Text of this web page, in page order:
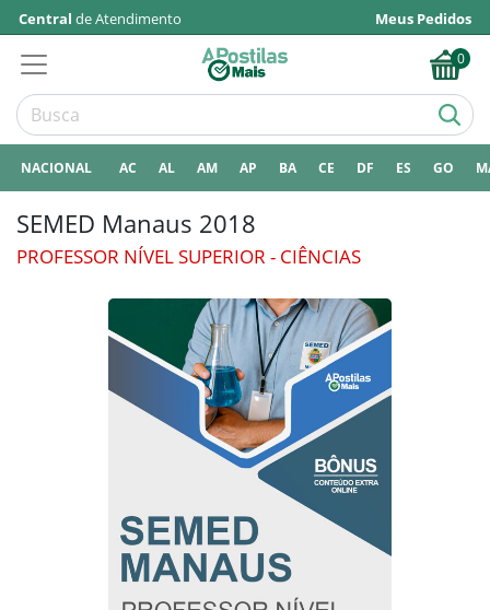
Central de Atendimento Meus Pedidos
0
NACIONAL AC AL AM AP BA CE DF ES GO
SEMED Manaus 2018
PROFESSOR NÍVEL SUPERIOR - CIÊNCIAS